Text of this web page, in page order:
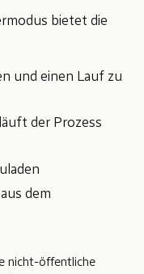
bietet die
und einen Lauf zu
der Prozess
dem
nicht-öffentliche